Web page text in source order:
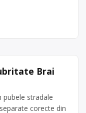
Brai
pubele stradale
corecte din